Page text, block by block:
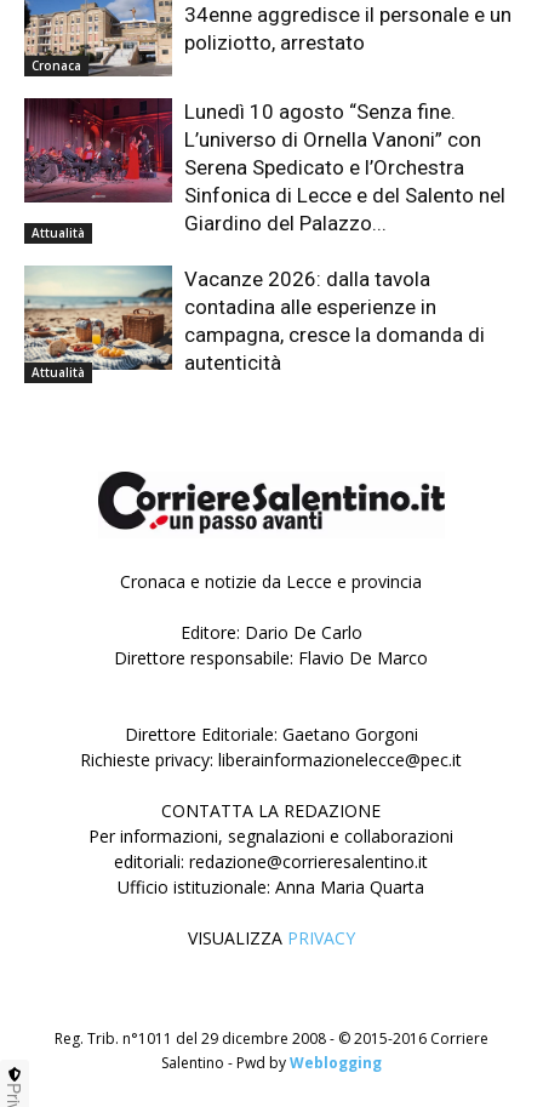
Cronaca
34enne aggredisce il personale e un
poliziotto, arrestato
Attualità
Lunedì 10 agosto “Senza fine.
L’universo di Ornella Vanoni” con
Serena Spedicato e l’Orchestra
Sinfonica di Lecce e del Salento nel
Giardino del Palazzo...
Attualità
Vacanze 2026: dalla tavola
contadina alle esperienze in
campagna, cresce la domanda di
autenticità
Cronaca e notizie da Lecce e provincia
Editore: Dario De Carlo
Direttore responsabile: Flavio De Marco
Direttore Editoriale: Gaetano Gorgoni
Richieste privacy: liberainformazionelecce@pec.it
CONTATTA LA REDAZIONE
Per informazioni, segnalazioni e collaborazioni
editoriali: redazione@corrieresalentino.it
Ufficio istituzionale: Anna Maria Quarta
VISUALIZZA PRIVACY
Reg. Trib. n°1011 del 29 dicembre 2008 - © 2015-2016 Corriere
Salentino - Pwd byWeblogging